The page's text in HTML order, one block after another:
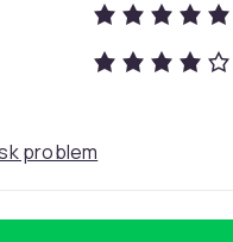
eller katten å
halsen. Den sitter
problem